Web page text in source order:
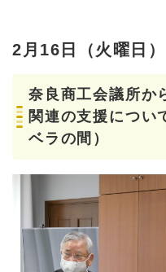
2月16日（火曜日）
奈良商工会議所か
関連の支援につい
ベラの間）